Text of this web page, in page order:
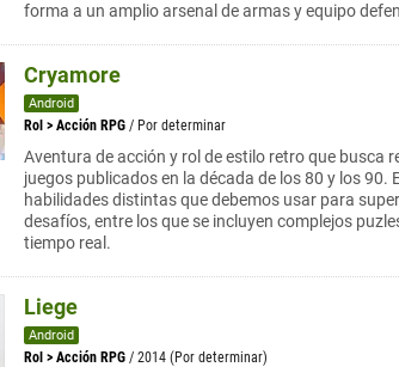
forma a un amplio arsenal de armas y equipo
Cryamore
Android
Rol > Acción RPG / Por determinar
Aventura de acción y rol de estilo retro que busca
juegos publicados en la década de los 80 y los 90.
habilidades distintas que debemos usar para
desafíos, entre los que se incluyen complejos
tiempo real.
Liege
Android
Rol > Acción RPG / 2014 (Por determinar)